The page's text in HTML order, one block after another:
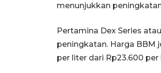
menunjukkan
Pertamina Dex Series
peningkatan. Harga BBM
per liter dari Rp23.600